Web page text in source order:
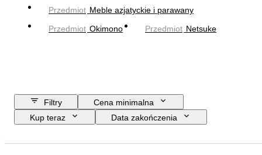
Przedmiot Meble azjatyckie i parawany
Przedmiot Okimono Przedmiot Netsuke
Filtry
Cena minimalna
Kup teraz
Data zakończenia